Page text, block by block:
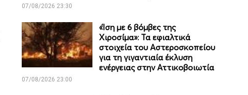
07/08/2026 23:30
«Ίση με 6 βόμβες της
Χιροσίμα»: Τα εφιαλτικά
στοιχεία του Αστεροσκοπείου
για τη γιγαντιαία έκλυση
ενέργειας στην Αττικοβοιωτία
07/08/2026 23:00